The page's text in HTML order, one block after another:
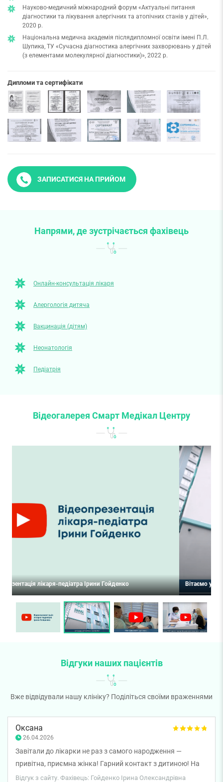
Науково-медичний міжнародний форум «Актуальні питання
діагностики та лікування алергічних та атопічних станів у дітей»,
2020 р.
Національна медична академія післядипломної освіти імені П.Л.
Шупика, ТУ «Сучасна діагностика алергічних захворювань у дітей
(з елементами молекулярної діагностики)», 2022 р.
Дипломи та сертифікати
ЗАПИСАТИСЯ НА ПРИЙОМ
Напрями, де зустрічається фахівець
Онлайн-консультація лікаря
Алергологія дитяча
Вакцинація (дітям)
Неонатологія
Педіатрія
Відеогалерея Смарт Медікал Центру
Вітаємо у Smart Medical Center
Відгуки наших пацієнтів
Вже відвідували нашу клініку? Поділіться своїми враженнями
Оксана
26.04.2026
Завітали до лікарки не раз з самого народження —
привітна, приємна жінка! Гарний контакт з дитиною! На
всі питання відповіла розгорнуто, детально! Щиро
Відгук з сайту. Фахівець: Гойденко Ірина Олександрівна